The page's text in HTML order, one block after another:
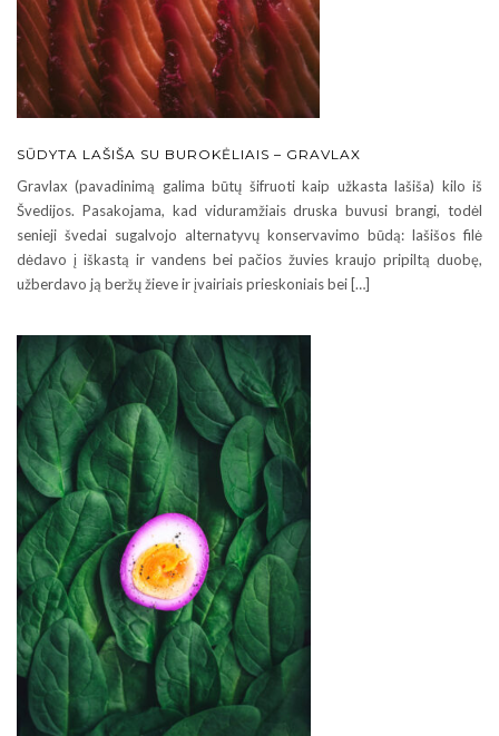
SŪDYTA LAŠIŠA SU BUROKĖLIAIS – GRAVLAX
Gravlax (pavadinimą galima būtų šifruoti kaip užkasta lašiša) kilo iš
Švedijos. Pasakojama, kad viduramžiais druska buvusi brangi, todėl
senieji švedai sugalvojo alternatyvų konservavimo būdą: lašišos filė
dėdavo į iškastą ir vandens bei pačios žuvies kraujo pripiltą duobę,
užberdavo ją beržų žieve ir įvairiais prieskoniais bei […]